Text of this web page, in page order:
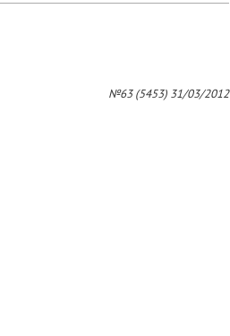
№63 (5453) 31/03/2012